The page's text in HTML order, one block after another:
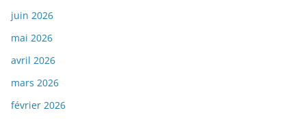
juin 2026
mai 2026
avril 2026
mars 2026
février 2026